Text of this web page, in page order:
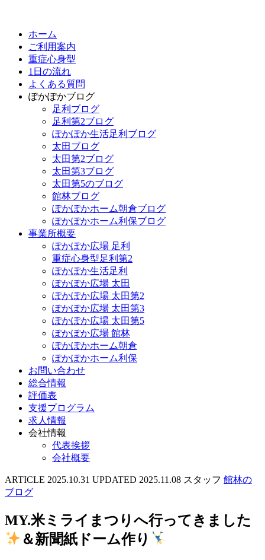
ホーム
ご利用案内
重症心身型
1日の流れ
よくある質問
ぽかぽかブログ
足利ブログ
足利第2ブログ
ぽかぽか生活足利ブログ
太田ブログ
太田第2ブログ
太田第3ブログ
太田第5のブログ
館林ブログ
ぽかぽかホーム朝倉ブログ
ぽかぽかホーム利保ブログ
事業所概要
ぽかぽか広場 足利
重症心身型足利第2
ぽかぽか生活足利
ぽかぽか広場 太田
ぽかぽか広場 太田第2
ぽかぽか広場 太田第3
ぽかぽか広場 太田第5
ぽかぽか広場 館林
ぽかぽかホーム朝倉
ぽかぽかホーム利保
お問い合わせ
総合情報
評価表
支援プログラム
求人情報
会社情報
代表挨拶
会社概要
ARTICLE 2025.10.31 UPDATED 2025.11.08 スタッフ 館林の
ブログ
MY.米ミライまつりへ行ってきました
＆新聞紙ドーム作り